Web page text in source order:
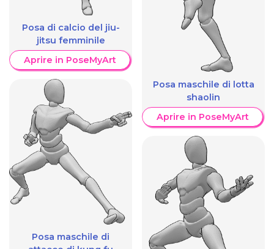
Posa di calcio del jiu-
jitsu femminile
Aprire in PoseMyArt
Posa maschile di
Posa maschile di lotta
shaolin
Aprire in PoseMyArt